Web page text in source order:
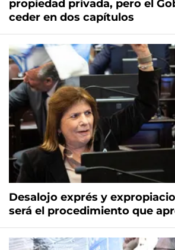
propiedad privada, pero el
ceder en dos capítulos
Desalojo exprés y
será el procedimiento que